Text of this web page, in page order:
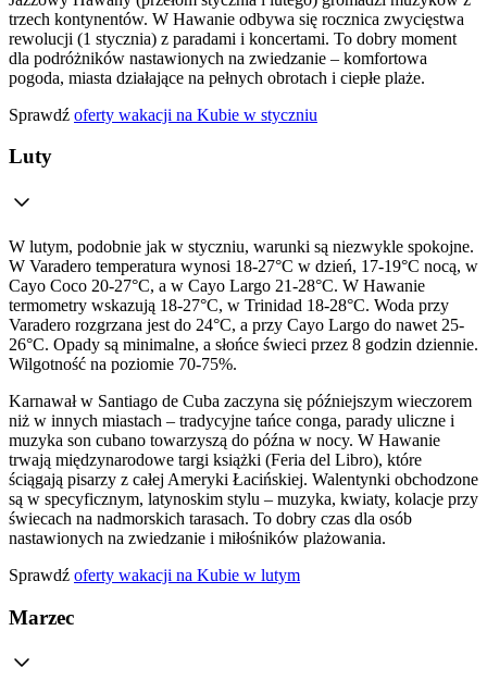
trzech kontynentów. W Hawanie odbywa się rocznica zwycięstwa
rewolucji (1 stycznia) z paradami i koncertami. To dobry moment
dla podróżników nastawionych na zwiedzanie – komfortowa
pogoda, miasta działające na pełnych obrotach i ciepłe plaże.
Sprawdź oferty wakacji na Kubie w styczniu
Luty
W lutym, podobnie jak w styczniu, warunki są niezwykle spokojne.
W Varadero temperatura wynosi 18-27°C w dzień, 17-19°C nocą, w
Cayo Coco 20-27°C, a w Cayo Largo 21-28°C. W Hawanie
termometry wskazują 18-27°C, w Trinidad 18-28°C. Woda przy
Varadero rozgrzana jest do 24°C, a przy Cayo Largo do nawet 25-
26°C. Opady są minimalne, a słońce świeci przez 8 godzin dziennie.
Wilgotność na poziomie 70-75%.
Karnawał w Santiago de Cuba zaczyna się późniejszym wieczorem
niż w innych miastach – tradycyjne tańce conga, parady uliczne i
muzyka son cubano towarzyszą do późna w nocy. W Hawanie
trwają międzynarodowe targi książki (Feria del Libro), które
ściągają pisarzy z całej Ameryki Łacińskiej. Walentynki obchodzone
są w specyficznym, latynoskim stylu – muzyka, kwiaty, kolacje przy
świecach na nadmorskich tarasach. To dobry czas dla osób
nastawionych na zwiedzanie i miłośników plażowania.
Sprawdź oferty wakacji na Kubie w lutym
Marzec